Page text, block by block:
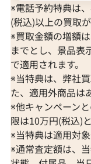
※電話予約特典は
(税込)以上の買取
※買取金額の増額
までとし、景品表
で適用されます。
※当特典は、弊社
た、適用外商品は
※他キャンペーン
限は10万円(税込)
※当特典は適用対
※通常査定額は、